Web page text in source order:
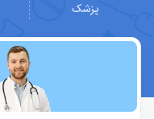
پزشک